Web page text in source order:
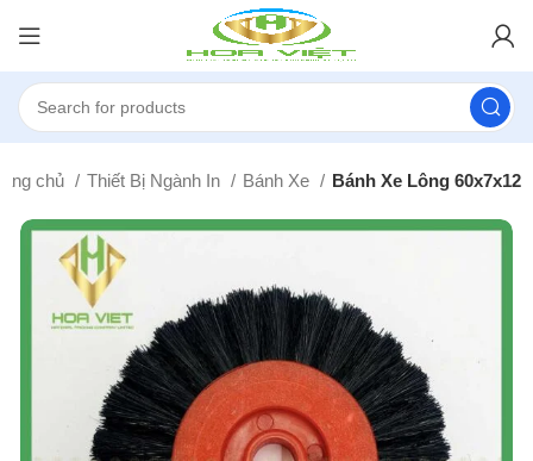
chủ Thiết Bị Ngành In Bánh Xe Bánh Xe Lông 60x7x12